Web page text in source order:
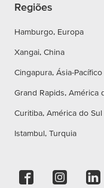
Regiões
Hamburgo, Europa
Xangai, China
Cingapura, Ásia-Pacífico
Grand Rapids, América
Curitiba, América do Sul
Istambul, Turquia